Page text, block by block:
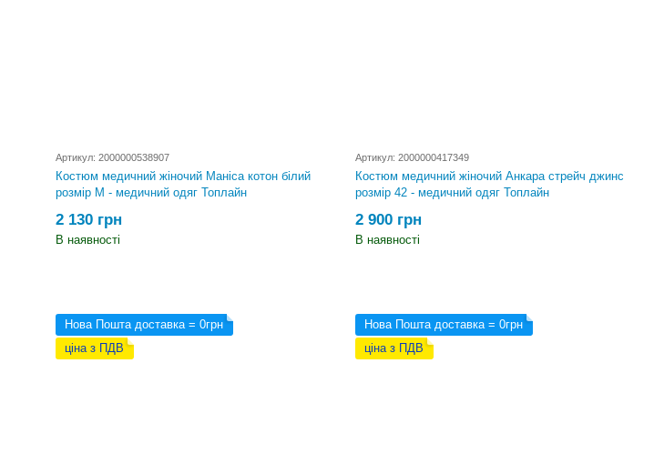
Артикул: 2000000538907
Костюм медичний жіночий Маніса котон білий
розмір M - медичний одяг Топлайн
2 130 грн
В наявності
Артикул: 2000000417349
Костюм медичний жіночий Анкара стрейч джинс
розмір 42 - медичний одяг Топлайн
2 900 грн
В наявності
Нова Пошта доставка = 0грн
ціна з ПДВ
Нова Пошта доставка = 0грн
ціна з ПДВ